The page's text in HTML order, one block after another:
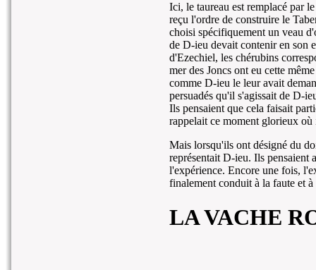
Ici, le taureau est remplacé par
reçu l'ordre de construire le
choisi spécifiquement un veau
de D-ieu devait contenir en son
d'Ezechiel, les chérubins
mer des Joncs ont eu cette
comme D-ieu le leur avait
persuadés qu'il s'agissait de D-
Ils pensaient que cela faisait
rappelait ce moment glorieux
Mais lorsqu'ils ont désigné du
représentait D-ieu. Ils
l'expérience. Encore une fois,
finalement conduit à la faute et à
LA VACHE